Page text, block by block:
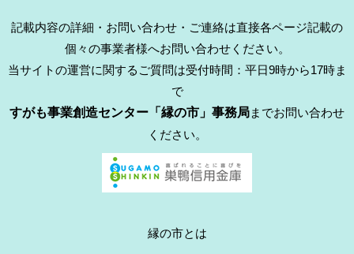
記載内容の詳細・お問い合わせ・ご連絡は直接各ページ記載の
個々の事業者様へお問い合わせください。
当サイトの運営に関するご質問は受付時間：平日9時から17時ま
で
すがも事業創造センター「縁の市」事務局までお問い合わせ
ください。
縁の市とは